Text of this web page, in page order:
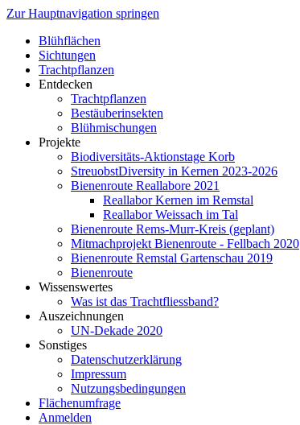
Zur Hauptnavigation springen
Blühflächen
Sichtungen
Trachtpflanzen
Entdecken
Trachtpflanzen
Bestäuberinsekten
Blühmischungen
Projekte
Biodiversitäts-Aktionstage Korb
StreuobstDiversity in Kernen 2023-2026
Bienenroute Reallabore 2021
Reallabor Kernen im Remstal
Reallabor Weissach im Tal
Bienenroute Rems-Murr-Kreis (geplant)
Mitmachprojekt Bienenroute - Fellbach 2020
Bienenroute Remstal Gartenschau 2019
Bienenroute
Wissenswertes
Was ist das Trachtfliessband?
Auszeichnungen
UN-Dekade 2020
Sonstiges
Datenschutzerklärung
Impressum
Nutzungsbedingungen
Flächenumfrage
Anmelden